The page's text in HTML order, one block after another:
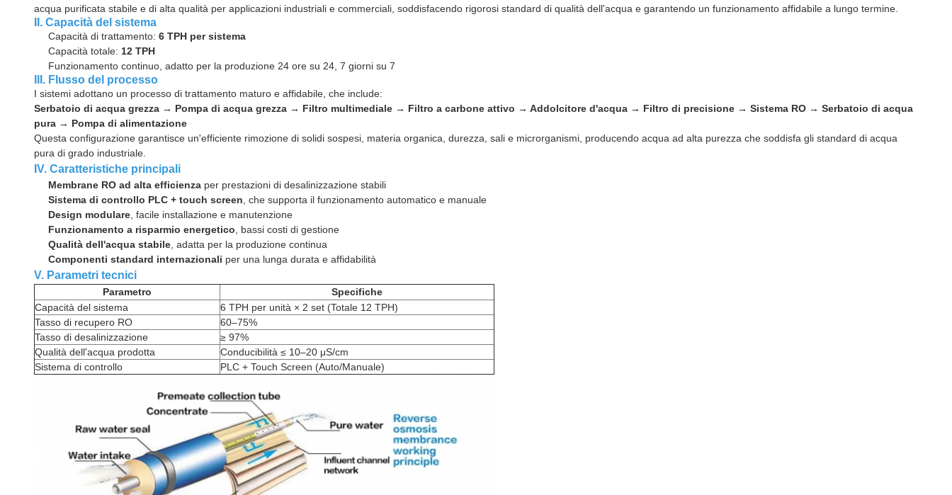
acqua purificata stabile e di alta qualità per applicazioni industriali e commerciali, soddisfacendo rigorosi standard di qualità dell'acqua e garantendo un funzionamento affidabile a lungo termine.
II. Capacità del sistema
Capacità di trattamento: 6 TPH per sistema
Capacità totale: 12 TPH
Funzionamento continuo, adatto per la produzione 24 ore su 24, 7 giorni su 7
III. Flusso del processo
I sistemi adottano un processo di trattamento maturo e affidabile, che include:
Serbatoio di acqua grezza → Pompa di acqua grezza → Filtro multimediale → Filtro a carbone attivo → Addolcitore d'acqua → Filtro di precisione → Sistema RO → Serbatoio di acqua
pura → Pompa di alimentazione
Questa configurazione garantisce un'efficiente rimozione di solidi sospesi, materia organica, durezza, sali e microrganismi, producendo acqua ad alta purezza che soddisfa gli standard di acqua
pura di grado industriale.
IV. Caratteristiche principali
Membrane RO ad alta efficienza per prestazioni di desalinizzazione stabili
Sistema di controllo PLC + touch screen , che supporta il funzionamento automatico e manuale
Design modulare , facile installazione e manutenzione
Funzionamento a risparmio energetico , bassi costi di gestione
Qualità dell'acqua stabile , adatta per la produzione continua
Componenti standard internazionali per una lunga durata e affidabilità
V. Parametri tecnici
Parametro
Specifiche
Capacità del sistema
6 TPH per unità × 2 set (Totale 12 TPH)
Tasso di recupero RO
60–75%
Tasso di desalinizzazione
≥ 97%
Qualità dell'acqua prodotta
Conducibilità ≤ 10–20 μS/cm
Sistema di controllo
PLC + Touch Screen (Auto/Manuale)